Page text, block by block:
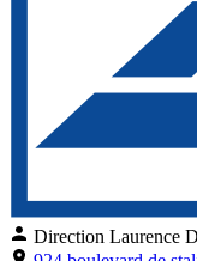
Direction Laurence